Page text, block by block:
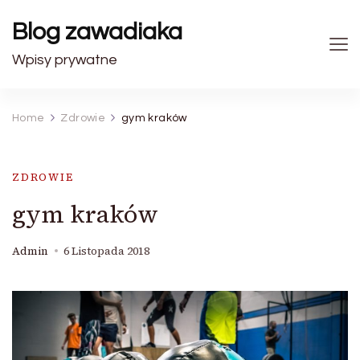
Blog zawadiaka
Wpisy prywatne
Home Zdrowie gym kraków
ZDROWIE
gym kraków
Admin 6 Listopada 2018